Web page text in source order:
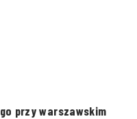
przy warszawskim